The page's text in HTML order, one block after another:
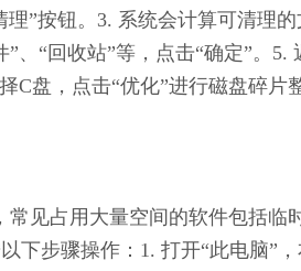
理”按钮。3. 系统会计算可清理
、“回收站”等，点击“确定”。
C盘，点击“优化”进行磁盘碎
常见占用大量空间的软件包括
下步骤操作：1. 打开“此电脑”